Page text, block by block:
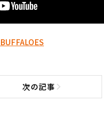
BUFFALOES
次の記事次の記事へ